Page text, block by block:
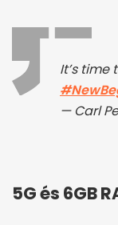
It’s time
— Carl
5G és 6GB